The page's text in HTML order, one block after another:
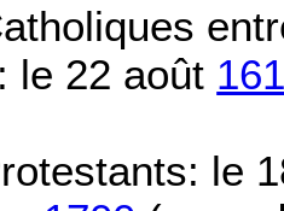
le 22 août
le